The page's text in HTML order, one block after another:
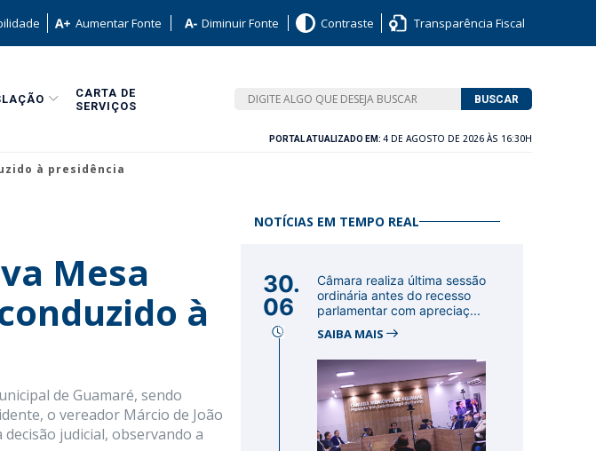
Aumentar Fonte Diminuir Fonte Contraste Transparência Fiscal
CARTA DE
SERVIÇOS
BUSCAR
PORTAL ATUALIZADO EM: 4 DE AGOSTO DE 2026 ÀS 16:30H
à presidência
Mesa
à
de Guamaré, sendo
o vereador Márcio de João
judicial, observando a
NOTÍCIAS EM TEMPO REAL
30.
06
Câmara realiza última sessão
ordinária antes do recesso
parlamentar com apreciaç...
SAIBA MAIS